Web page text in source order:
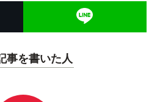
事を書いた人